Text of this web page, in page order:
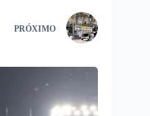
PRÓXIMO